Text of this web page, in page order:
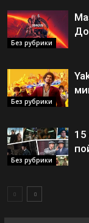
Без рубрики
Без рубрики
Без рубрики